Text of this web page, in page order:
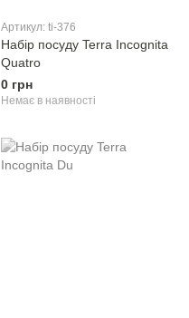
Артикул: ti-376
Набір посуду Terra Incognita
Quatro
0 грн
Немає в наявності